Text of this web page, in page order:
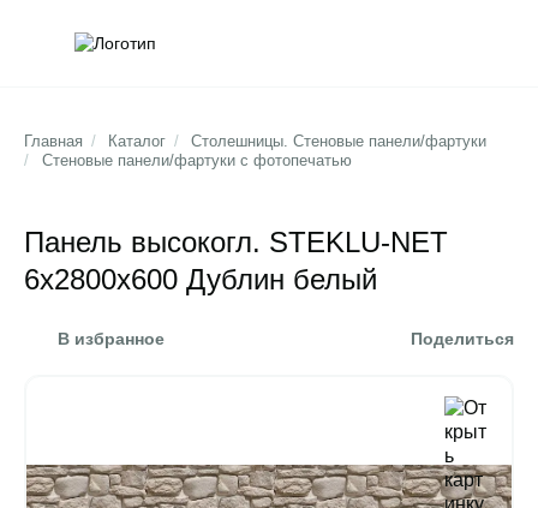
Главная / Каталог /
Столешницы. Стеновые панели/фартуки
/
Стеновые панели/фартуки с фотопечатью
Панель высокогл. STEKLU-NET
6х2800х600 Дублин белый
В избранное Поделиться